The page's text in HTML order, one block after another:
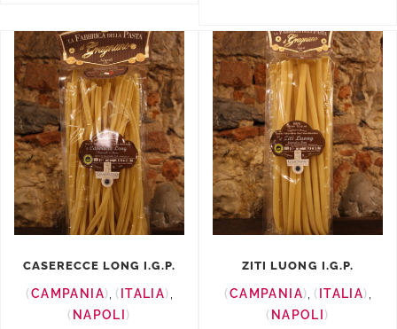
CASERECCE LONG I.G.P.
CAMPANIA ITALIA
NAPOLI
ZITI LUONG I.G.P.
CAMPANIA ITALIA
NAPOLI